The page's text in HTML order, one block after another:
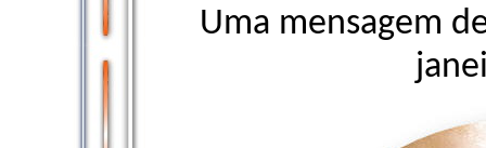
Uma mensagem